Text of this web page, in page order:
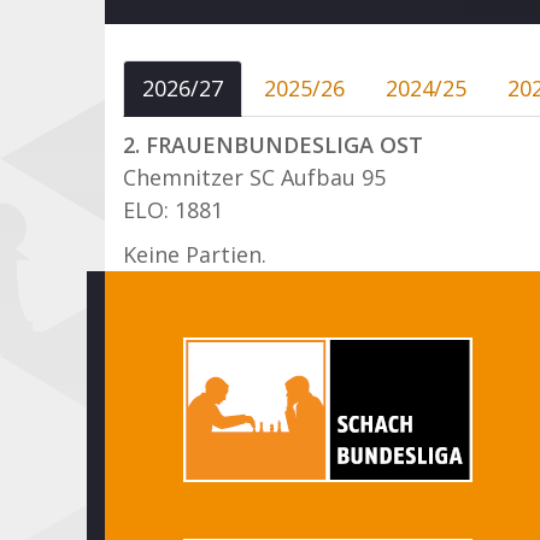
2026/27 2025/26 2024/25
2. FRAUENBUNDESLIGA OST
Chemnitzer SC Aufbau 95
ELO: 1881
Keine Partien.